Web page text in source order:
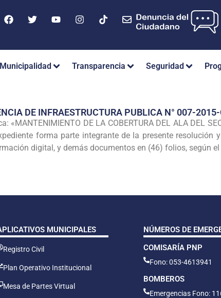
Municipalidad Transparencia Seguridad
DE INFRAESTRUCTURA PUBLICA N° 007-
«MANTENIMIENTO DE LA COBERTURA DEL ALA DEL
forma parte integrante de la presente
digital, y demás documentos en (46) folios, según
MUNICIPALES
Registro Civil
Plan Operativo Institucional
Mesa de Partes Virtual
NÚMEROS DE
COMISARÍA PNP
Fono: 053-4613941
BOMBEROS
Emergencias Fono: